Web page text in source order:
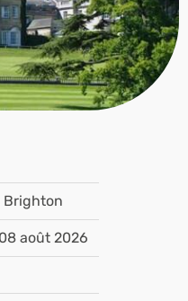
Brighton
août 2026